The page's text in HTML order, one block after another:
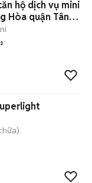
hộ dịch vụ mini
Hòa quận Tân